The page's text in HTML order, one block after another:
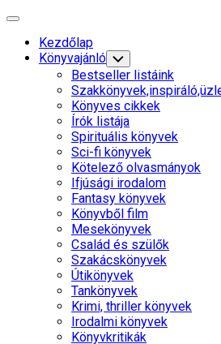
Skip
content
Expand
Kezdőlap
Current
Page
Parent
Könyvajánló Toggle
Child
Menu
Bestseller listáink
Könyves cikkek
Írók listája
Current
Page
Parent
Spirituális könyvek
Sci-fi könyvek
Kötelező olvasmányok
Ifjúsági irodalom
Fantasy könyvek
Könyvből film
Mesekönyvek
Család és szülők
Szakácskönyvek
Útikönyvek
Tankönyvek
Krimi, thriller könyvek
Irodalmi könyvek
Könyvkritikák